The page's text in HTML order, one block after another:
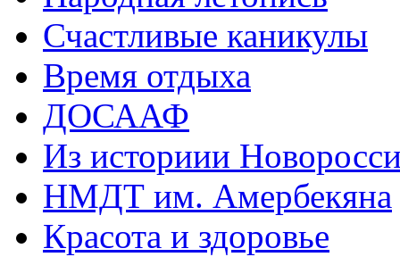
Счастливые каникулы
Время отдыха
ДОСААФ
Из историии
НМДТ им. Амербекяна
Красота и здоровье